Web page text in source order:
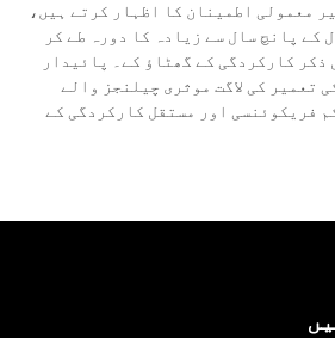
معمولی اطمینان کا اظہار کرتے ہیں،
کے پانچ سال سے زیادہ کا دورہ طے کر
ذکر کارکردگی کے گھٹاؤ کے۔ پائیدار
تعمیر کی لاگت موثری چیلنجز والے
فریکوئنسی اور مستقل کارکردگی کے